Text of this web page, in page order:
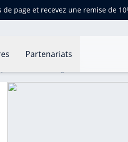
page et recevez une remise de
Partenariats